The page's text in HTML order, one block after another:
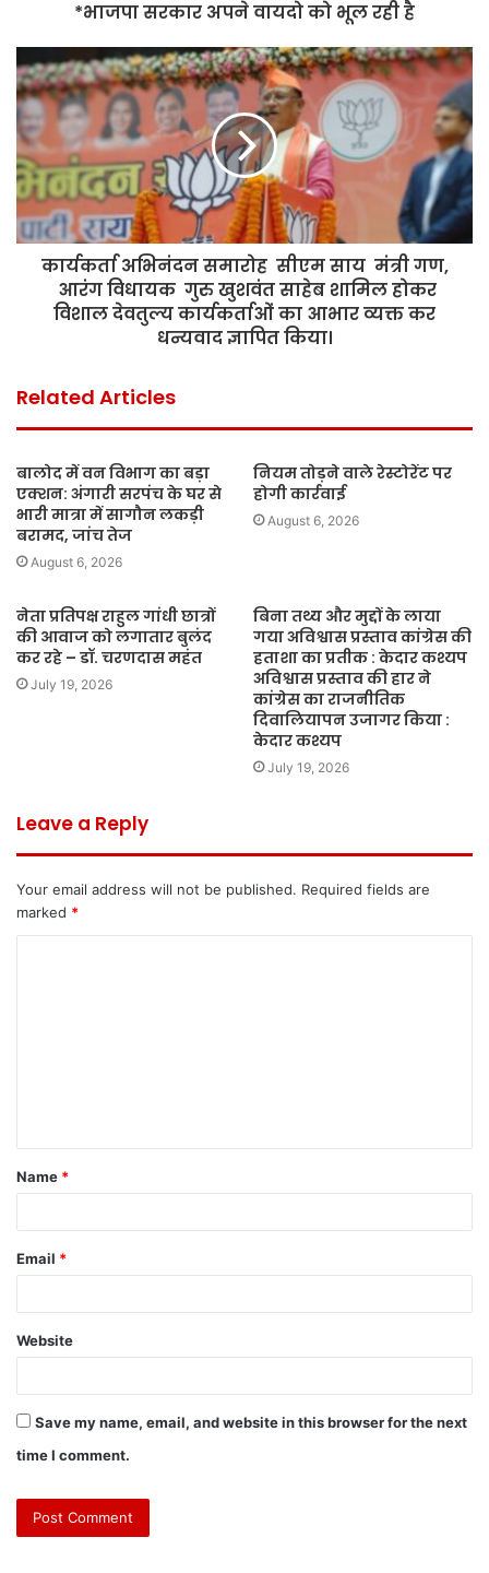
*भाजपा सरकार अपने वायदो को भूल रही है
कार्यकर्ता अभिनंदन समारोह सीएम साय मंत्री गण,
आरंग विधायक गुरु खुशवंत साहेब शामिल होकर
विशाल देवतुल्य कार्यकर्ताओं का आभार व्यक्त कर
धन्यवाद ज्ञापित किया।
Related Articles
बालोद में वन विभाग का बड़ा
एक्शन: अंगारी सरपंच के घर से
भारी मात्रा में सागौन लकड़ी
बरामद, जांच तेज
August 6, 2026
नियम तोड़ने वाले रेस्टोरेंट पर
होगी कार्रवाई
August 6, 2026
नेता प्रतिपक्ष राहुल गांधी छात्रों
की आवाज को लगातार बुलंद
कर रहे – डॉ. चरणदास महंत
July 19, 2026
बिना तथ्य और मुद्दों के लाया
गया अविश्वास प्रस्ताव कांग्रेस की
हताशा का प्रतीक : केदार कश्यप
अविश्वास प्रस्ताव की हार ने
कांग्रेस का राजनीतिक
दिवालियापन उजागर किया :
केदार कश्यप
July 19, 2026
Leave a Reply
Your email address will not be published. Required fields are
marked *
t
*
Name *
Email *
Website
Save my name, email, and website in this browser for the next
time I comment.